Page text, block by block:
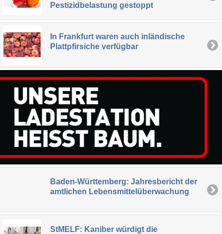
Pestizidbelastung gestoppt
In Frankfurt waren auch inländische
Plattpfirsiche verfügbar
Baden-Württemberg: Jahresbericht der
amtlichen Lebensmittelüberwachung
StMELF: Kaniber würdigt die